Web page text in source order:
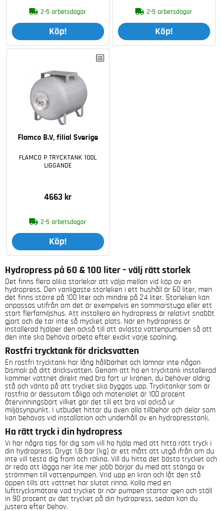
2-5 arbetsdagar
Köp!
2-5 arbetsdagar
Köp!
Flamco B.V, filial Sverige
FLAMCO P TRYCKTANK 100L
LIGGANDE
4663 kr
2-5 arbetsdagar
Köp!
Hydropress på 60 & 100 liter – välj rätt storlek
Det finns flera olika storlekar att välja mellan vid köp av en
hydropress. Den vanligaste storleken i ett hushåll är 60 liter, men
det finns större på 100 liter och mindre på 24 liter. Storleken kan
anpassas utifrån om det är exempelvis en sommarstuga eller ett
stort flerfamiljshus. Att installera en hydropress är relativt snabbt
gjort och de tar inte så mycket plats. När en hydropress är
installerad hjälper den också till att avlasta vattenpumpen så att
den inte ska behöva arbeta efter exakt varje spolning.
Rostfri trycktank för dricksvatten
En rostfri trycktank har lång hållbarhet och lämnar inte någon
bismak på ditt dricksvatten. Genom att ha en trycktank installerad
kommer vattnet direkt med bra fart ur kranen, du behöver aldrig
stå och vänta på att trycket ska byggas upp. Trycktankar som är
rostfria är dessutom tåliga och materialet är 100 procent
återvinningsbart vilket gör det till ett bra val också ur
miljösynpunkt. I utbudet hittar du även alla tillbehör och delar som
kan behövas vid installation och underhåll av en hydropresstank.
Ha rätt tryck i din hydropress
Vi har några tips för dig som vill ha hjälp med att hitta rätt tryck i
din hydropress. Drygt 1,8 bar (kg) är ett mått att utgå ifrån om du
inte vill testa dig fram och räkna. Vill du hitta det bästa trycket och
är redo att lägga ner lite mer jobb börjar du med att stänga av
strömmen till vattenpumpen. Vrid upp en kran och låt den stå
öppen tills att vattnet har slutat rinna. Kolla med en
lufttrycksmätare vad trycket är när pumpen startar igen och ställ
in 90 procent av det trycket på din hydropress, sedan kan du
justera efter behov.